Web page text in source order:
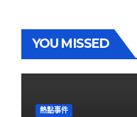
YOU MISSED
熱點事件